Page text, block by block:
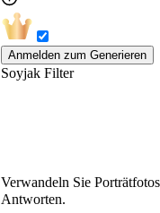
Anmelden zum Generieren
Soyjak Filter
Verwandeln Sie
Antworten.